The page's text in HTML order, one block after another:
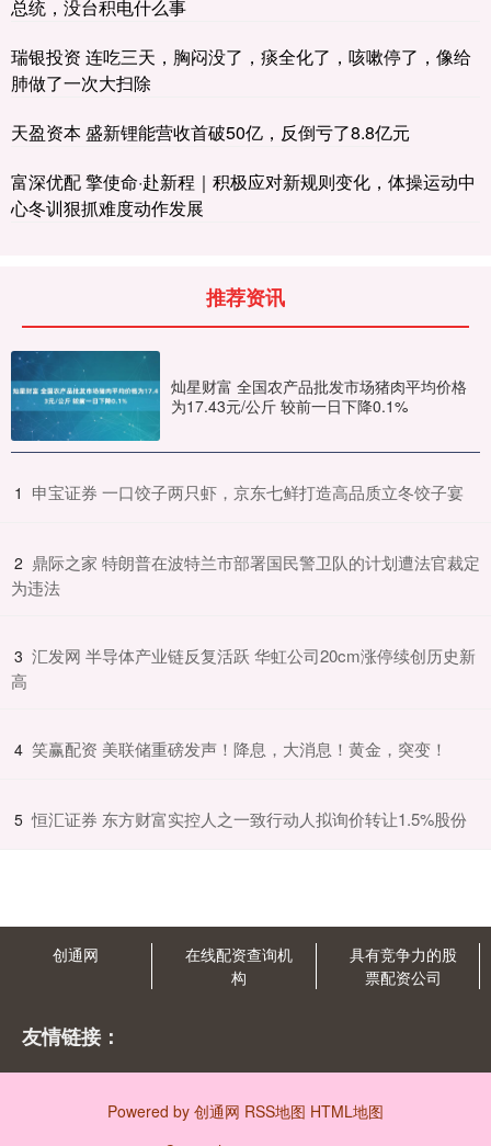
总统，没台积电什么事
瑞银投资 连吃三天，胸闷没了，痰全化了，咳嗽停了，像给
肺做了一次大扫除
天盈资本 盛新锂能营收首破50亿，反倒亏了8.8亿元
富深优配 擎使命·赴新程｜积极应对新规则变化，体操运动中
心冬训狠抓难度动作发展
推荐资讯
灿星财富 全国农产品批发市场猪肉平均价格
为17.43元/公斤 较前一日下降0.1%
1 ​申宝证券 一口饺子两只虾，京东七鲜打造高品质立冬饺子宴
2 ​鼎际之家 特朗普在波特兰市部署国民警卫队的计划遭法官裁定
为违法
3 ​汇发网 半导体产业链反复活跃 华虹公司20cm涨停续创历史新
高
4 ​笑赢配资 美联储重磅发声！降息，大消息！黄金，突变！
5 ​恒汇证券 东方财富实控人之一致行动人拟询价转让1.5%股份
创通网
在线配资查询机
构
具有竞争力的股
票配资公司
友情链接：
Powered by 创通网 RSS地图 HTML地图